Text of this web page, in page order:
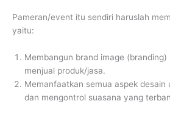
Pameran/event itu sendiri haruslah
yaitu:
Membangun brand image (branding)
menjual produk/jasa.
Memanfaatkan semua aspek desain
dan mengontrol suasana yang